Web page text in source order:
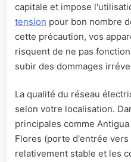
capitale et impose
tension pour bon nombre
cette précaution, vos
risquent de ne pas
subir des dommages
La qualité du réseau
selon votre localisation.
principales comme
Flores (porte d'entrée
relativement stable et les